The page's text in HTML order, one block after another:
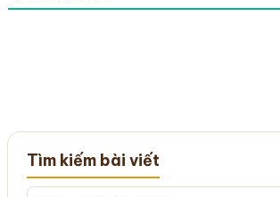
Tìm kiếm bài viết